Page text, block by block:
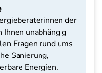
der
Ihnen unabhängig
Fragen rund ums
Sanierung,
Energien.